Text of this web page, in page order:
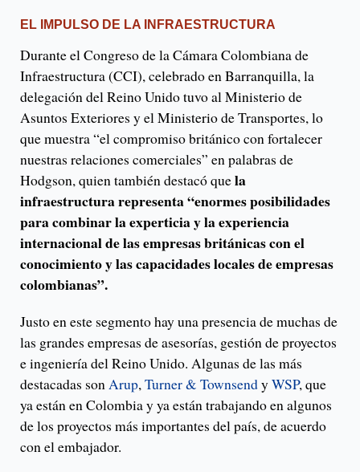
EL IMPULSO DE LA INFRAESTRUCTURA
Durante el Congreso de la Cámara Colombiana de
Infraestructura (CCI), celebrado en Barranquilla, la
delegación del Reino Unido tuvo al Ministerio de
Asuntos Exteriores y el Ministerio de Transportes, lo
que muestra “el compromiso británico con fortalecer
nuestras relaciones comerciales” en palabras de
Hodgson, quien también destacó quela
infraestructura representa “enormes posibilidades
para combinar la experticia y la experiencia
internacional de las empresas británicas con el
conocimiento y las capacidades locales de empresas
colombianas”.
Justo en este segmento hay una presencia de muchas de
las grandes empresas de asesorías, gestión de proyectos
e ingeniería del Reino Unido. Algunas de las más
destacadas sonArup,Turner & TownsendyWSP, que
ya están en Colombia y ya están trabajando en algunos
de los proyectos más importantes del país, de acuerdo
con el embajador.